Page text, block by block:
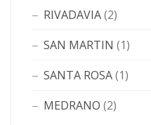
RIVADAVIA(2)
SAN MARTIN (1)
SANTA ROSA(1)
MEDRANO (2)